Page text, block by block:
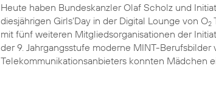
Heute haben Bundeskanzler Olaf Scholz und
diesjährigen Girls‘Day in der Digital Lounge von O2
mit fünf weiteren Mitgliedsorganisationen der
der 9. Jahrgangsstufe moderne MINT-
Telekommunikationsanbieters konnten Mädchen